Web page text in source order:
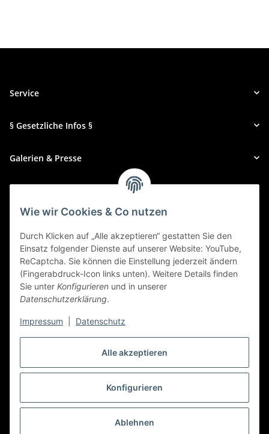
Alle akzeptieren
Konfigurieren
Ablehnen
Wie wir Cookies & Co nutzen
Durch Klicken auf „Alle akzeptieren“ gestatten Sie den
Einsatz folgender Dienste auf unserer Website: YouTube,
ReCaptcha. Sie können die Einstellung jederzeit ändern
(Fingerabdruck-Icon links unten). Weitere Details finden
Sie unter Konfigurieren und in unserer
Datenschutzerklärung.
Impressum Datenschutz
Service
§ Gesetzliche Infos §
Galerien & Presse
Zahlungsmethoden
* Alle Preise inkl. gesetzlicher USt., zzgl.Versand